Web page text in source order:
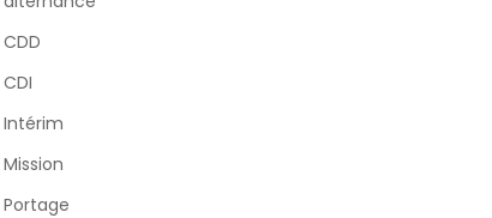
CDD
CDI
Intérim
Mission
Portage